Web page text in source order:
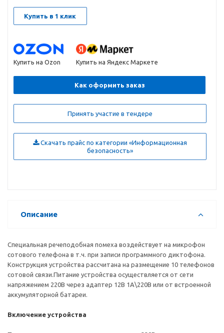
Купить в 1 клик
Купить на Ozon Купить на Яндекс Маркете
Как оформить заказ
Принять участие в тендере
Скачать прайс по категории «Информационная
безопасность»
Описание
Специальная речеподобная помеха воздействует на микрофон
сотового телефона в т.ч. при записи программного диктофона.
Конструкция устройства рассчитана на размещение 10 телефонов
сотовой связи.Питание устройства осуществляется от сети
напряжением 220В через адаптер 12В 1А\220В или от встроенной
аккумуляторной батареи.
Включение устройства